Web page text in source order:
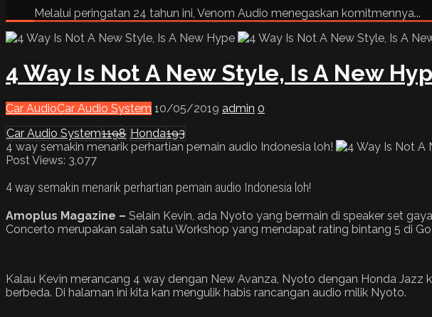
Melalui peringatan 24 tahun ini, Venom Audio menegaskan komitmennya...
4 Way Is Not A New Style, Is A New
Car AudioCar Audio System 10/05/2019 admin 0
Car Audio System1198 Honda193
4 way semakin menarik perhartian pemain audio Indonesia loh!
Post Views: 3,077
4 way semakin menarik perhartian pemain audio Indonesia loh!
Amoplus Magazine – Selain Kevin, ada Nyoto yang bermain di speaker set
Concerto merupakan salah satu Workshop yang mendapat rating bintang 5 di
Kalau Kevin merancang 4 way dengan New Avanza, Nyoto dengan Honda
berbeda. Di halaman ini kita kan mengulik habis rancangan audio milik Nyoto.